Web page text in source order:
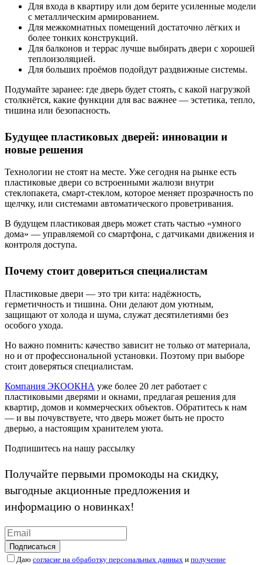
Для входа в квартиру или дом берите усиленные модели
с металлическим армированием.
Для межкомнатных помещений достаточно лёгких и
более тонких конструкций.
Для балконов и террас лучше выбирать двери с хорошей
теплоизоляцией.
Для больших проёмов подойдут раздвижные системы.
Подумайте заранее: где дверь будет стоять, с какой нагрузкой
столкнётся, какие функции для вас важнее — эстетика, тепло,
тишина или безопасность.
Будущее пластиковых дверей: инновации и
новые решения
Технологии не стоят на месте. Уже сегодня на рынке есть
пластиковые двери со встроенными жалюзи внутри
стеклопакета, смарт-стеклом, которое меняет прозрачность по
щелчку, или системами автоматического проветривания.
В будущем пластиковая дверь может стать частью «умного
дома» — управляемой со смартфона, с датчиками движения и
контроля доступа.
Почему стоит довериться специалистам
Пластиковые двери — это три кита: надёжность,
герметичность и тишина. Они делают дом уютным,
защищают от холода и шума, служат десятилетиями без
особого ухода.
Но важно помнить: качество зависит не только от материала,
но и от профессиональной установки. Поэтому при выборе
стоит доверяться специалистам.
Компания ЭКООКНА уже более 20 лет работает с
пластиковыми дверями и окнами, предлагая решения для
квартир, домов и коммерческих объектов. Обратитесь к нам
— и вы почувствуете, что дверь может быть не просто
дверью, а настоящим хранителем уюта.
Подпишитесь на нашу рассылку
Получайте первыми промокоды на скидку,
выгодные акционные предложения и
информацию о новинках!
Подписаться
Даю согласие на обработку персональных данных и получение